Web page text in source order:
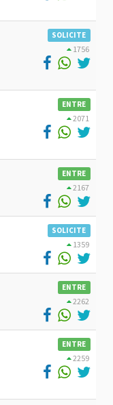
SOLICITE
1756
ENTRE
2071
ENTRE
2167
SOLICITE
1359
ENTRE
2262
ENTRE
2259